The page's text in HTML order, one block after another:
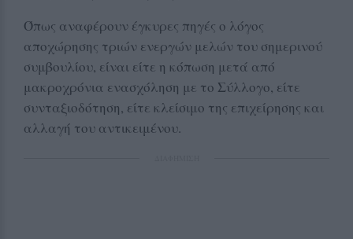
Όπως αναφέρουν έγκυρες πηγές ο λόγος
αποχώρησης τριών ενεργών μελών του σημερινού
συμβουλίου, είναι είτε η κόπωση μετά από
μακροχρόνια ενασχόληση με το Σύλλογο, είτε
συνταξιοδότηση, είτε κλείσιμο της επιχείρησης και
αλλαγή του αντικειμένου.